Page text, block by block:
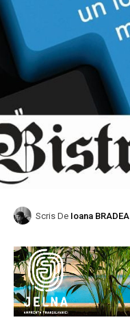
Scris De Ioana BRADEA